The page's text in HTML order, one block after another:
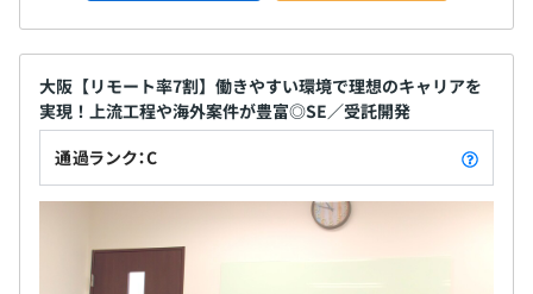
大阪【リモート率7割】働きやすい環境で理想のキャリアを
実現！上流工程や海外案件が豊富◎SE／受託開発
通過ランク：C